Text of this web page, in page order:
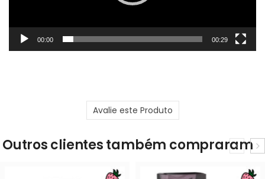
00:00 00:29
Avalie este Produto
Outros clientes também compraram